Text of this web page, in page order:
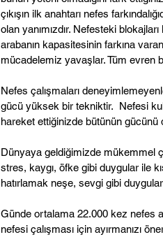
çıkışın ilk anahtarı nefes
olan yanımızdır. Nefesteki
arabanın kapasitesinin farkına
mücadelemiz yavaşlar. Tüm evren
Nefes çalışmaları
gücü yüksek bir tekniktir.  Nefesi
hareket ettiğinizde bütünün gücünü
Dünyaya geldiğimizde mükemmel
stres, kaygı, öfke gibi duygular ile
hatırlamak neşe, sevgi gibi
Günde ortalama 22.000 kez nefes
nefesi çalışması için ayırmanızı